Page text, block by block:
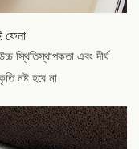
ফেনা
এবং দীর্ঘ
নষ্ট হবে না